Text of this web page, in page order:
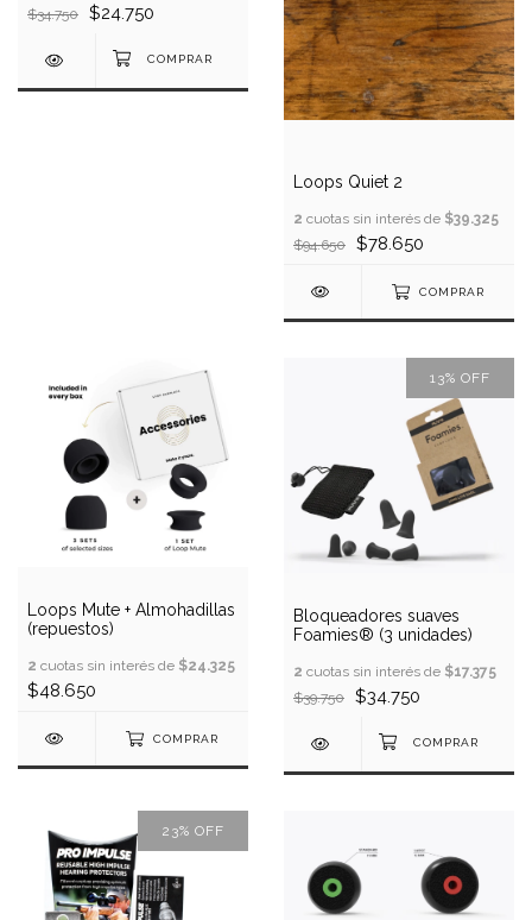
$34.750
$24.750
Loops Quiet 2
2 cuotas sin interés de $39.325
$94.650
$78.650
COMPRAR
Loops Mute + Almohadillas
(repuestos)
2 cuotas sin interés de $24.325
$48.650
COMPRAR
13% OFF
Bloqueadores suaves
Foamies® (3 unidades)
2 cuotas sin interés de $17.375
$39.750
$34.750
23% OFF